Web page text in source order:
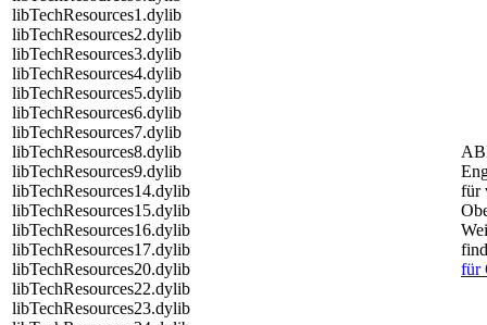
libTechResources1.dylib
libTechResources2.dylib
libTechResources3.dylib
libTechResources4.dylib
libTechResources5.dylib
libTechResources6.dylib
libTechResources7.dylib
libTechResources8.dylib
libTechResources9.dylib
libTechResources14.dylib
libTechResources15.dylib
libTechResources16.dylib
libTechResources17.dylib
libTechResources20.dylib
libTechResources22.dylib
libTechResources23.dylib
für
für